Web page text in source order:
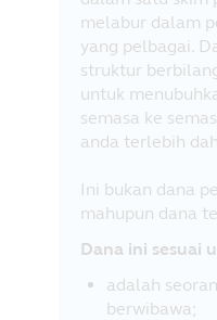
melabur dalam
yang pelbagai.
struktur
untuk
semasa ke
anda terlebih
Ini bukan dana
mahupun dana
Dana ini sesuai
adalah
berwibawa;